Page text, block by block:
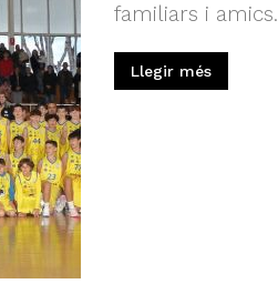
familiars i amics.
Llegir més